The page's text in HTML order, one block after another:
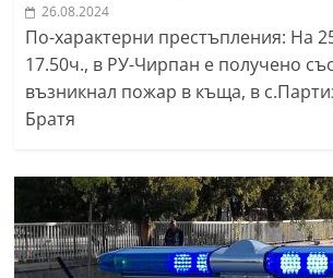
26.08.2024
По-характерни престъпления: На
17.50ч., в РУ-Чирпан е получено
възникнал пожар в къща, в
Братя